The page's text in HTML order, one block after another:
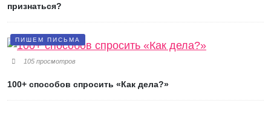
признаться?
ПИШЕМ ПИСЬМА
105 просмотров
100+ способов спросить «Как дела?»